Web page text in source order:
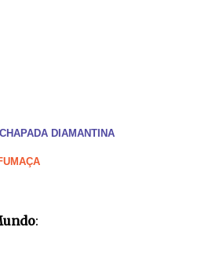
DIAMANTINA
: